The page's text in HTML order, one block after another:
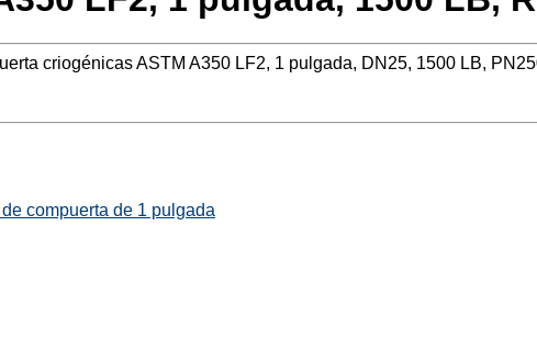
criogénicas ASTM A350 LF2, 1 pulgada, DN25, 1500 LB,
compuerta de 1 pulgada